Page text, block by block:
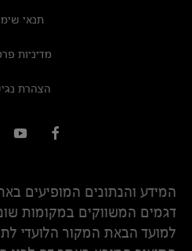
תנאי
מדיניות
הצהרת
המידע והנתונים המופיעים
דגמים המשווקים במקומות
למועד הבאת המקור הלועדי